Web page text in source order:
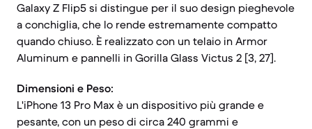
Galaxy Z Flip5 si distingue per il suo design pieghevole
a conchiglia, che lo rende estremamente compatto
quando chiuso. È realizzato con un telaio in Armor
Aluminum e pannelli in Gorilla Glass Victus 2 [3, 27].
Dimensioni e Peso:
L'iPhone 13 Pro Max è un dispositivo più grande e
pesante, con un peso di circa 240 grammi e